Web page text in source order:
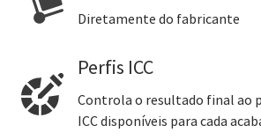
Diretamente do fabricante
Perfis ICC
Controla o resultado final ao
ICC disponíveis para cada